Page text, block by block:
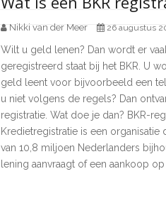
Nikki van der Meer 26 augustus
Wilt u geld lenen? Dan wordt er
geregistreerd staat bij het BKR. U
geld leent voor bijvoorbeeld een
u niet volgens de regels? Dan
registratie. Wat doe je dan? BKR-
Kredietregistratie is een organisatie
van 10,8 miljoen Nederlanders
lening aanvraagt ​​of een aankoop